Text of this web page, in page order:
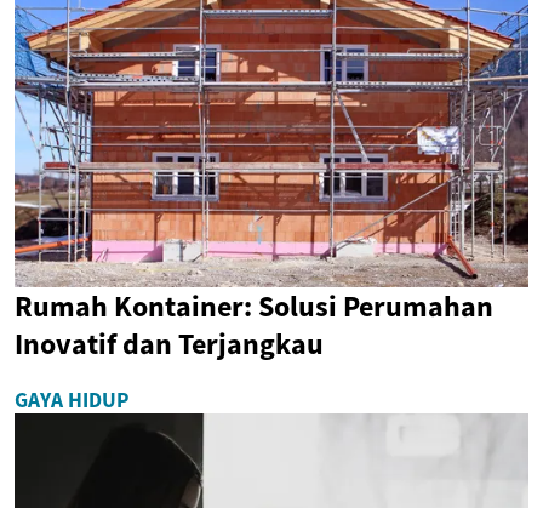
Rumah Kontainer: Solusi Perumahan
Inovatif dan Terjangkau
GAYA HIDUP